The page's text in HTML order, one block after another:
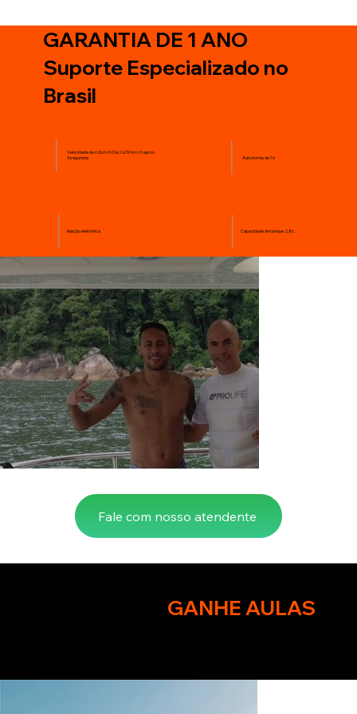
GARANTIA DE 1 ANO
Suporte Especializado no
Brasil
Velocidade de 62km/h De: 0 à 50 km/h aprox.
3 segundos
Autonomia de 1h
Injeção eletrônica Capacidade de tanque 2,8L
GANHE AULAS
Fale com nosso atendente